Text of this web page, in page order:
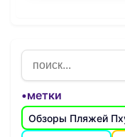
•метки
Обзоры Пляжей